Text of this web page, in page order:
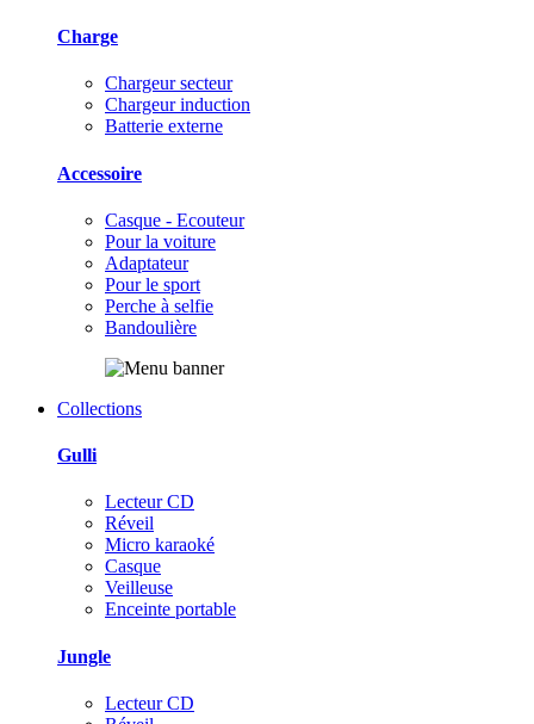
Charge
Chargeur secteur
Chargeur induction
Batterie externe
Accessoire
Casque - Ecouteur
Pour la voiture
Adaptateur
Pour le sport
Perche à selfie
Bandoulière
Collections
Gulli
Lecteur CD
Réveil
Micro karaoké
Casque
Veilleuse
Enceinte portable
Jungle
Lecteur CD